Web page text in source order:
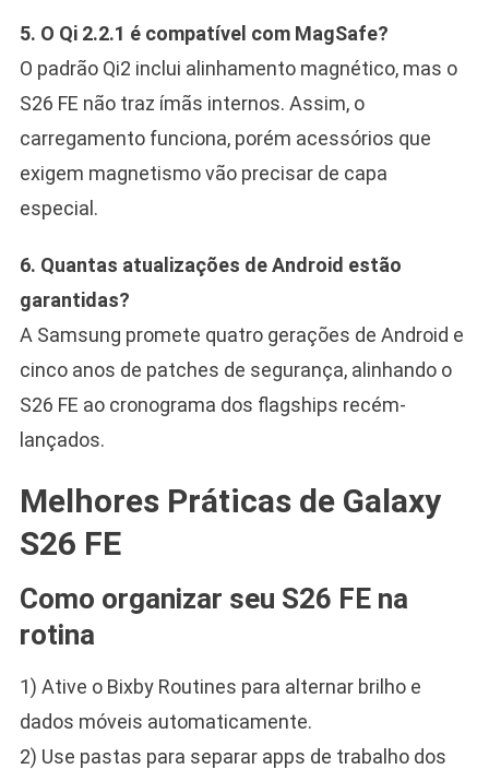
5. O Qi 2.2.1 é compatível com MagSafe?
O padrão Qi2 inclui alinhamento magnético, mas o
S26 FE não traz ímãs internos. Assim, o
carregamento funciona, porém acessórios que
exigem magnetismo vão precisar de capa
especial.
6. Quantas atualizações de Android estão
garantidas?
A Samsung promete quatro gerações de Android e
cinco anos de patches de segurança, alinhando o
S26 FE ao cronograma dos flagships recém-
lançados.
Melhores Práticas de Galaxy
S26 FE
Como organizar seu S26 FE na
rotina
1) Ative o Bixby Routines para alternar brilho e
dados móveis automaticamente.
2) Use pastas para separar apps de trabalho dos